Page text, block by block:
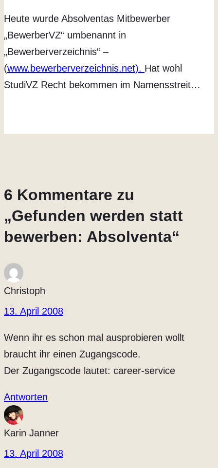
Heute wurde Absolventas Mitbewerber
„BewerberVZ“ umbenannt in
„Bewerberverzeichnis“ –
(www.bewerberverzeichnis.net). Hat wohl
StudiVZ Recht bekommen im Namensstreit…
6 Kommentare zu
„Gefunden werden statt
bewerben: Absolventa“
Christoph
13. April 2008
Wenn ihr es schon mal ausprobieren wollt
braucht ihr einen Zugangscode.
Der Zugangscode lautet: career-service
Antworten
Karin Janner
13. April 2008